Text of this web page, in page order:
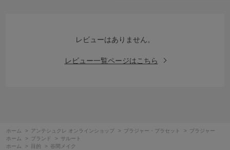
レビューはありません。
レビュー一覧ページはこちら
ホーム > アンテシュクレ オンラインショップ > ブラジャー・ブラセット >
ブラジャー
ホーム
> ブランド >
サルート
ホーム
> 目的 >
谷間メイク